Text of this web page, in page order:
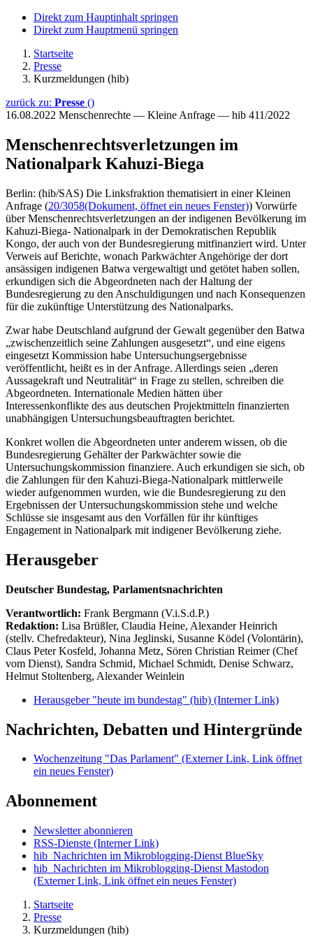
Direkt zum Hauptinhalt springen
Direkt zum Hauptmenü springen
Startseite
Presse
Kurzmeldungen (hib)
zurück zu: Presse ()
16.08.2022 Menschenrechte — Kleine Anfrage — hib 411/2022
Menschenrechtsverletzungen im
Nationalpark Kahuzi-Biega
Berlin: (hib/SAS) Die Linksfraktion thematisiert in einer Kleinen
Anfrage (20/3058(Dokument, öffnet ein neues Fenster)) Vorwürfe
über Menschenrechtsverletzungen an der indigenen Bevölkerung im
Kahuzi-Biega- Nationalpark in der Demokratischen Republik
Kongo, der auch von der Bundesregierung mitfinanziert wird. Unter
Verweis auf Berichte, wonach Parkwächter Angehörige der dort
ansässigen indigenen Batwa vergewaltigt und getötet haben sollen,
erkundigen sich die Abgeordneten nach der Haltung der
Bundesregierung zu den Anschuldigungen und nach Konsequenzen
für die zukünftige Unterstützung des Nationalparks.
Zwar habe Deutschland aufgrund der Gewalt gegenüber den Batwa
„zwischenzeitlich seine Zahlungen ausgesetzt“, und eine eigens
eingesetzt Kommission habe Untersuchungsergebnisse
veröffentlicht, heißt es in der Anfrage. Allerdings seien „deren
Aussagekraft und Neutralität“ in Frage zu stellen, schreiben die
Abgeordneten. Internationale Medien hätten über
Interessenkonflikte des aus deutschen Projektmitteln finanzierten
unabhängigen Untersuchungsbeauftragten berichtet.
Konkret wollen die Abgeordneten unter anderem wissen, ob die
Bundesregierung Gehälter der Parkwächter sowie die
Untersuchungskommission finanziere. Auch erkundigen sie sich, ob
die Zahlungen für den Kahuzi-Biega-Nationalpark mittlerweile
wieder aufgenommen wurden, wie die Bundesregierung zu den
Ergebnissen der Untersuchungskommission stehe und welche
Schlüsse sie insgesamt aus den Vorfällen für ihr künftiges
Engagement in Nationalpark mit indigener Bevölkerung ziehe.
Herausgeber
Deutscher Bundestag, Parlamentsnachrichten
Verantwortlich: Frank Bergmann (V.i.S.d.P.)
Redaktion: Lisa Brüßler, Claudia Heine, Alexander Heinrich
(stellv. Chefredakteur), Nina Jeglinski, Susanne Ködel (Volontärin),
Claus Peter Kosfeld, Johanna Metz, Sören Christian Reimer (Chef
vom Dienst), Sandra Schmid, Michael Schmidt, Denise Schwarz,
Helmut Stoltenberg, Alexander Weinlein
Herausgeber "heute im bundestag" (hib) (Interner Link)
Nachrichten, Debatten und Hintergründe
Wochenzeitung "Das Parlament" (Externer Link, Link öffnet
ein neues Fenster)
Abonnement
Newsletter abonnieren
RSS-Dienste (Interner Link)
hib_Nachrichten im Mikroblogging-Dienst BlueSky
hib_Nachrichten im Mikroblogging-Dienst Mastodon
(Externer Link, Link öffnet ein neues Fenster)
Startseite
Presse
Kurzmeldungen (hib)